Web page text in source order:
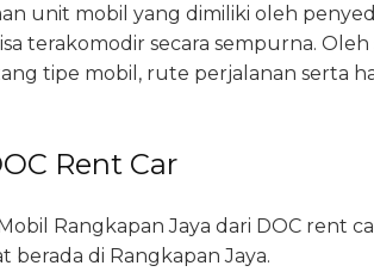
unit mobil yang dimiliki oleh
terakomodir secara sempurna.
tipe mobil, rute perjalanan serta
Rent Car
Rangkapan Jaya dari DOC rent
di Rangkapan Jaya.